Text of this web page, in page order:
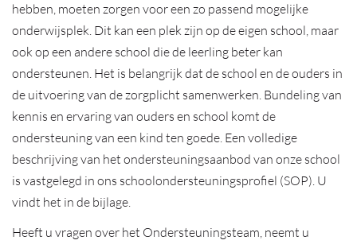
hebben, moeten zorgen voor een zo passend mogelijke
onderwijsplek. Dit kan een plek zijn op de eigen school, maar
ook op een andere school die de leerling beter kan
ondersteunen. Het is belangrijk dat de school en de ouders in
de uitvoering van de zorgplicht samenwerken. Bundeling van
kennis en ervaring van ouders en school komt de
ondersteuning van een kind ten goede. Een volledige
beschrijving van het ondersteuningsaanbod van onze school
is vastgelegd in ons schoolondersteuningsprofiel (SOP). U
vindt het in de bijlage.
Heeft u vragen over het Ondersteuningsteam, neemt u